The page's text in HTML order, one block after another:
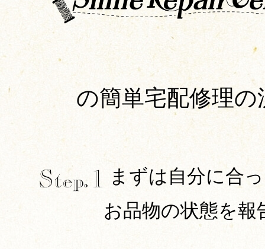
の簡単宅配修理の
まずは自分に合
お品物の状態を報